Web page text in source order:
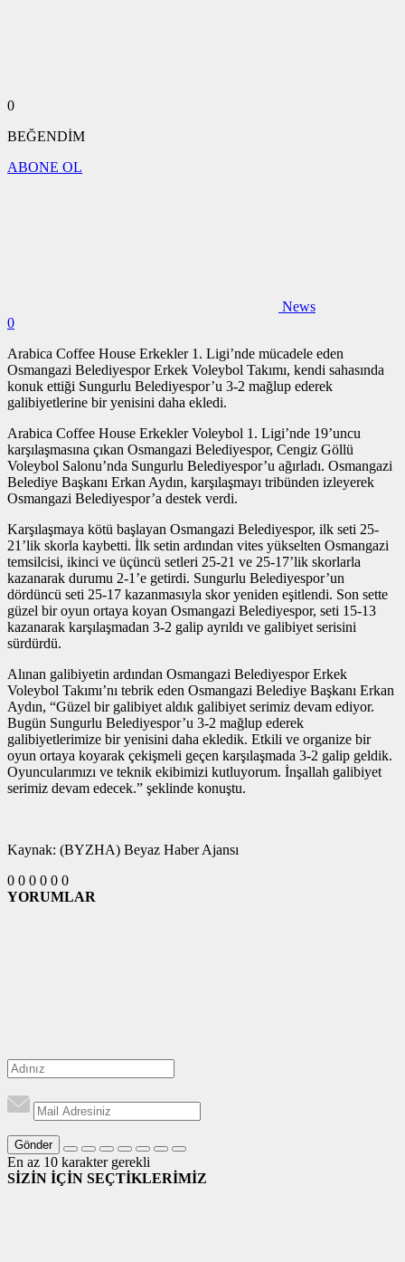
0
BEĞENDİM
ABONE OL
News
0
Arabica Coffee House Erkekler 1. Ligi’nde mücadele eden
Osmangazi Belediyespor Erkek Voleybol Takımı, kendi sahasında
konuk ettiği Sungurlu Belediyespor’u 3-2 mağlup ederek
galibiyetlerine bir yenisini daha ekledi.
Arabica Coffee House Erkekler Voleybol 1. Ligi’nde 19’uncu
karşılaşmasına çıkan Osmangazi Belediyespor, Cengiz Göllü
Voleybol Salonu’nda Sungurlu Belediyespor’u ağırladı. Osmangazi
Belediye Başkanı Erkan Aydın, karşılaşmayı tribünden izleyerek
Osmangazi Belediyespor’a destek verdi.
Karşılaşmaya kötü başlayan Osmangazi Belediyespor, ilk seti 25-
21’lik skorla kaybetti. İlk setin ardından vites yükselten Osmangazi
temsilcisi, ikinci ve üçüncü setleri 25-21 ve 25-17’lik skorlarla
kazanarak durumu 2-1’e getirdi. Sungurlu Belediyespor’un
dördüncü seti 25-17 kazanmasıyla skor yeniden eşitlendi. Son sette
güzel bir oyun ortaya koyan Osmangazi Belediyespor, seti 15-13
kazanarak karşılaşmadan 3-2 galip ayrıldı ve galibiyet serisini
sürdürdü.
Alınan galibiyetin ardından Osmangazi Belediyespor Erkek
Voleybol Takımı’nı tebrik eden Osmangazi Belediye Başkanı Erkan
Aydın, “Güzel bir galibiyet aldık galibiyet serimiz devam ediyor.
Bugün Sungurlu Belediyespor’u 3-2 mağlup ederek
galibiyetlerimize bir yenisini daha ekledik. Etkili ve organize bir
oyun ortaya koyarak çekişmeli geçen karşılaşmada 3-2 galip geldik.
Oyuncularımızı ve teknik ekibimizi kutluyorum. İnşallah galibiyet
serimiz devam edecek.” şeklinde konuştu.
Kaynak: (BYZHA) Beyaz Haber Ajansı
0 0 0 0 0 0
YORUMLAR
Gönder
En az 10 karakter gerekli
SİZİN İÇİN SEÇTİKLERİMİZ